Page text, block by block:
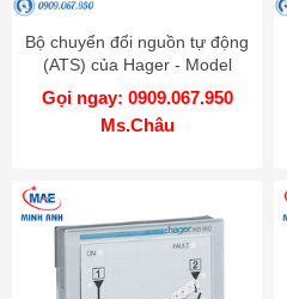
Bộ chuyển đổi nguồn tự động
(ATS) của Hager - Model
HZ156
Gọi ngay: 0909.067.950
Ms.Châu